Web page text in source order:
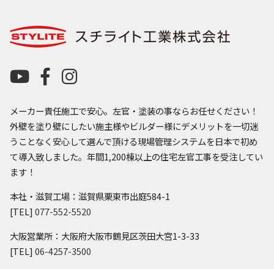
メーカー責任施工で安心。左官・塗装の事ならお任せください！
外壁を塗り壁にしたい施主様やビルダー様にデメリットを一切迷
うことなく安心して選んで頂ける現場管理システムを日本で初め
て導入致しました。年間1,200棟以上の住宅左官工事を受注してい
ます！
本社・滋賀工場：滋賀県栗東市出庭584-1
[TEL] 077-552-5520
大阪営業所：大阪府大阪市鶴見区茨田大宮1-3-33
[TEL] 06-4257-3500